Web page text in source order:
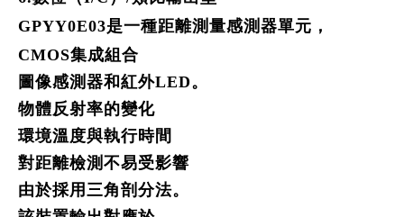
GPYY0E03是一種距離測量感測器單元，
CMOS集成組合
圖像感測器和紅外LED。
物體反射率的變化
環境溫度與執行時間
對距離檢測不易受影響
由於採用三角剖分法。